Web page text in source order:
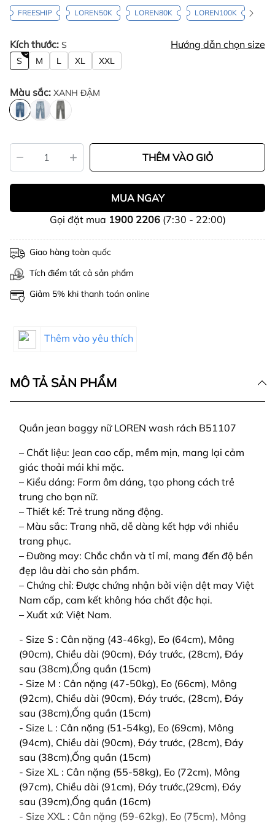
FREESHIP LOREN50K LOREN80K LOREN100K
Kích thước: S Hướng dẫn chọn size
S M L XL XXL
Màu sắc: XANH ĐẬM
THÊM VÀO GIỎ
MUA NGAY
Gọi đặt mua 1900 2206(7:30 - 22:00)
Giao hàng toàn quốc
Tích điểm tất cả sản phẩm
Giảm 5% khi thanh toán online
Thêm vào yêu thích
MÔ TẢ SẢN PHẨM
Quần jean baggy nữ LOREN wash rách B51107
– Chất liệu: Jean cao cấp, mềm mịn, mang lại cảm
giác thoải mái khi mặc.
– Kiểu dáng: Form ôm dáng, tạo phong cách trẻ
trung cho bạn nữ.
– Thiết kế: Trẻ trung năng động.
– Màu sắc: Trang nhã, dễ dàng kết hợp với nhiều
trang phục.
– Đường may: Chắc chắn và tỉ mỉ, mang đến độ bền
đẹp lâu dài cho sản phẩm.
– Chứng chỉ: Được chứng nhận bởi viện dệt may Việt
Nam cấp, cam kết không hóa chất độc hại.
– Xuất xứ: Việt Nam.
- Size S : Cân nặng (43-46kg), Eo (64cm), Mông
(90cm), Chiều dài (90cm), Đáy trước, (28cm), Đáy
sau (38cm),Ống quần (15cm)
- Size M : Cân nặng (47-50kg), Eo (66cm), Mông
(92cm), Chiều dài (90cm), Đáy trước, (28cm), Đáy
sau (38cm),Ống quần (15cm)
- Size L : Cân nặng (51-54kg), Eo (69cm), Mông
(94cm), Chiều dài (90cm), Đáy trước, (28cm), Đáy
sau (38cm),Ống quần (15cm)
- Size XL : Cân nặng (55-58kg), Eo (72cm), Mông
(97cm), Chiều dài (91cm), Đáy trước,(29cm), Đáy
sau (39cm),Ống quần (16cm)
- Size XXL : Cân nặng (59-62kg), Eo (75cm), Mông